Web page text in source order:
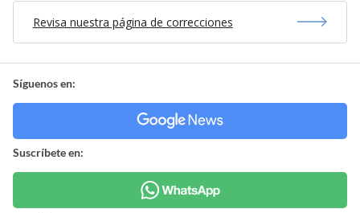
Revisa nuestra página de correcciones
Síguenos en:
Suscríbete en: